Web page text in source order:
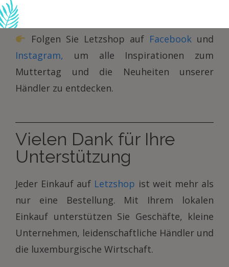
Folgen Sie Letzshop auf Facebook und
Instagram, um alle Inspirationen zum
Muttertag und die Neuheiten unserer
Händler zu entdecken.
Vielen Dank für Ihre
Unterstützung
Jeder Einkauf auf Letzshop ist weit mehr als
nur eine Bestellung. Mit Ihrem lokalen
Einkauf unterstützen Sie Geschäfte, kleine
Unternehmen, leidenschaftliche Händler und
die luxemburgische Wirtschaft.